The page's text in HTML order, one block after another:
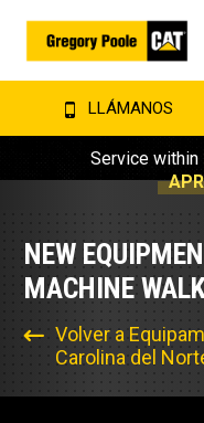
LLÁMANOS
Service within
NEW
MACHINE
Volver a
Carolina del